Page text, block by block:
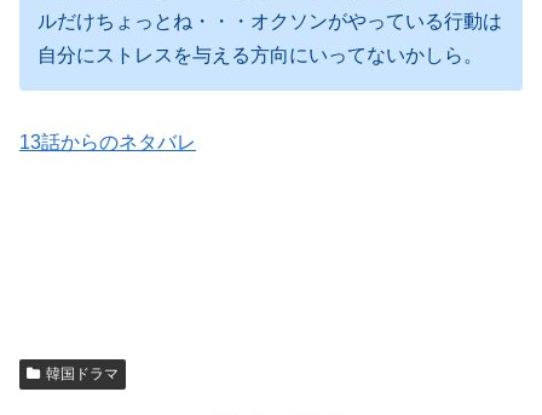
ルだけちょっとね・・・オクソンがやっている行動は
自分にストレスを与える方向にいってないかしら。
13話からのネタバレ
韓国ドラマ